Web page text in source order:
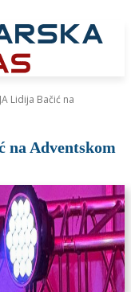
Lidija Bačić na
Adventskom